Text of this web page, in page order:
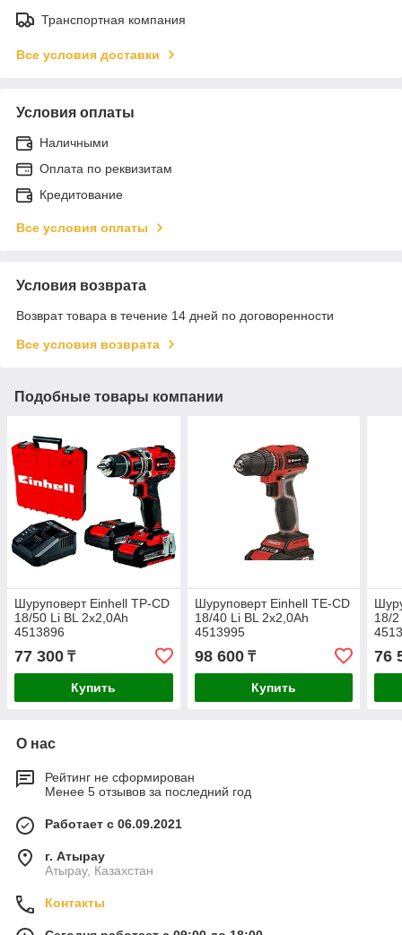
Транспортная компания
Все условия доставки
Условия оплаты
Наличными
Оплата по реквизитам
Кредитование
Все условия оплаты
Условия возврата
Возврат товара в течение 14 дней по договоренности
Все условия возврата
Подобные товары компании
Шуруповерт Einhell TP-CD
18/50 Li BL 2x2,0Ah
4513896
77 300 ₸
Купить
Шуруповерт Einhell TE-CD
18/40 Li BL 2x2,0Ah
4513995
98 600₸
Купить
18/
76
О нас
Рейтинг не сформирован
Менее 5 отзывов за последний год
Работает с 06.09.2021
г. Атырау
Атырау, Казахстан
Контакты